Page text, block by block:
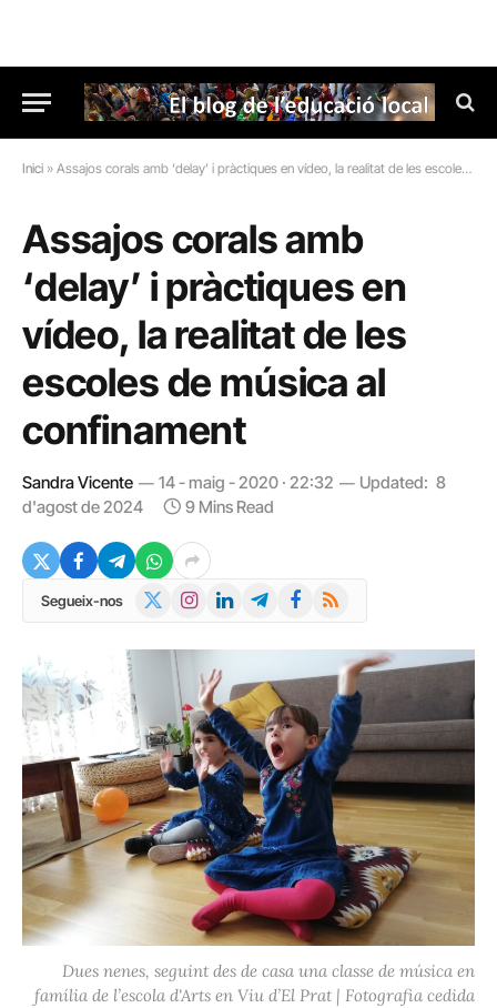
Inici » Assajos corals amb ‘delay’ i pràctiques en vídeo, la realitat de les escoles de música al confinament
Assajos corals amb
‘delay’ i pràctiques en
vídeo, la realitat de les
escoles de música al
confinament
Sandra Vicente 14 - maig - 2020 · 22:32 Updated: 8
d'agost de 2024
9 Mins Read
Segueix-nos InstagramLinkedInTelegramFacebook
RSS
Dues nenes, seguint des de casa una classe de música en
família de l’escola d'Arts en Viu d’El Prat | Fotografia cedida